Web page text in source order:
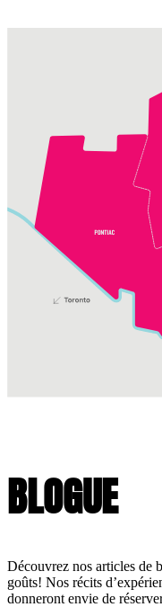
BLOGUE
Découvrez nos articles de
goûts! Nos récits
donneront envie de